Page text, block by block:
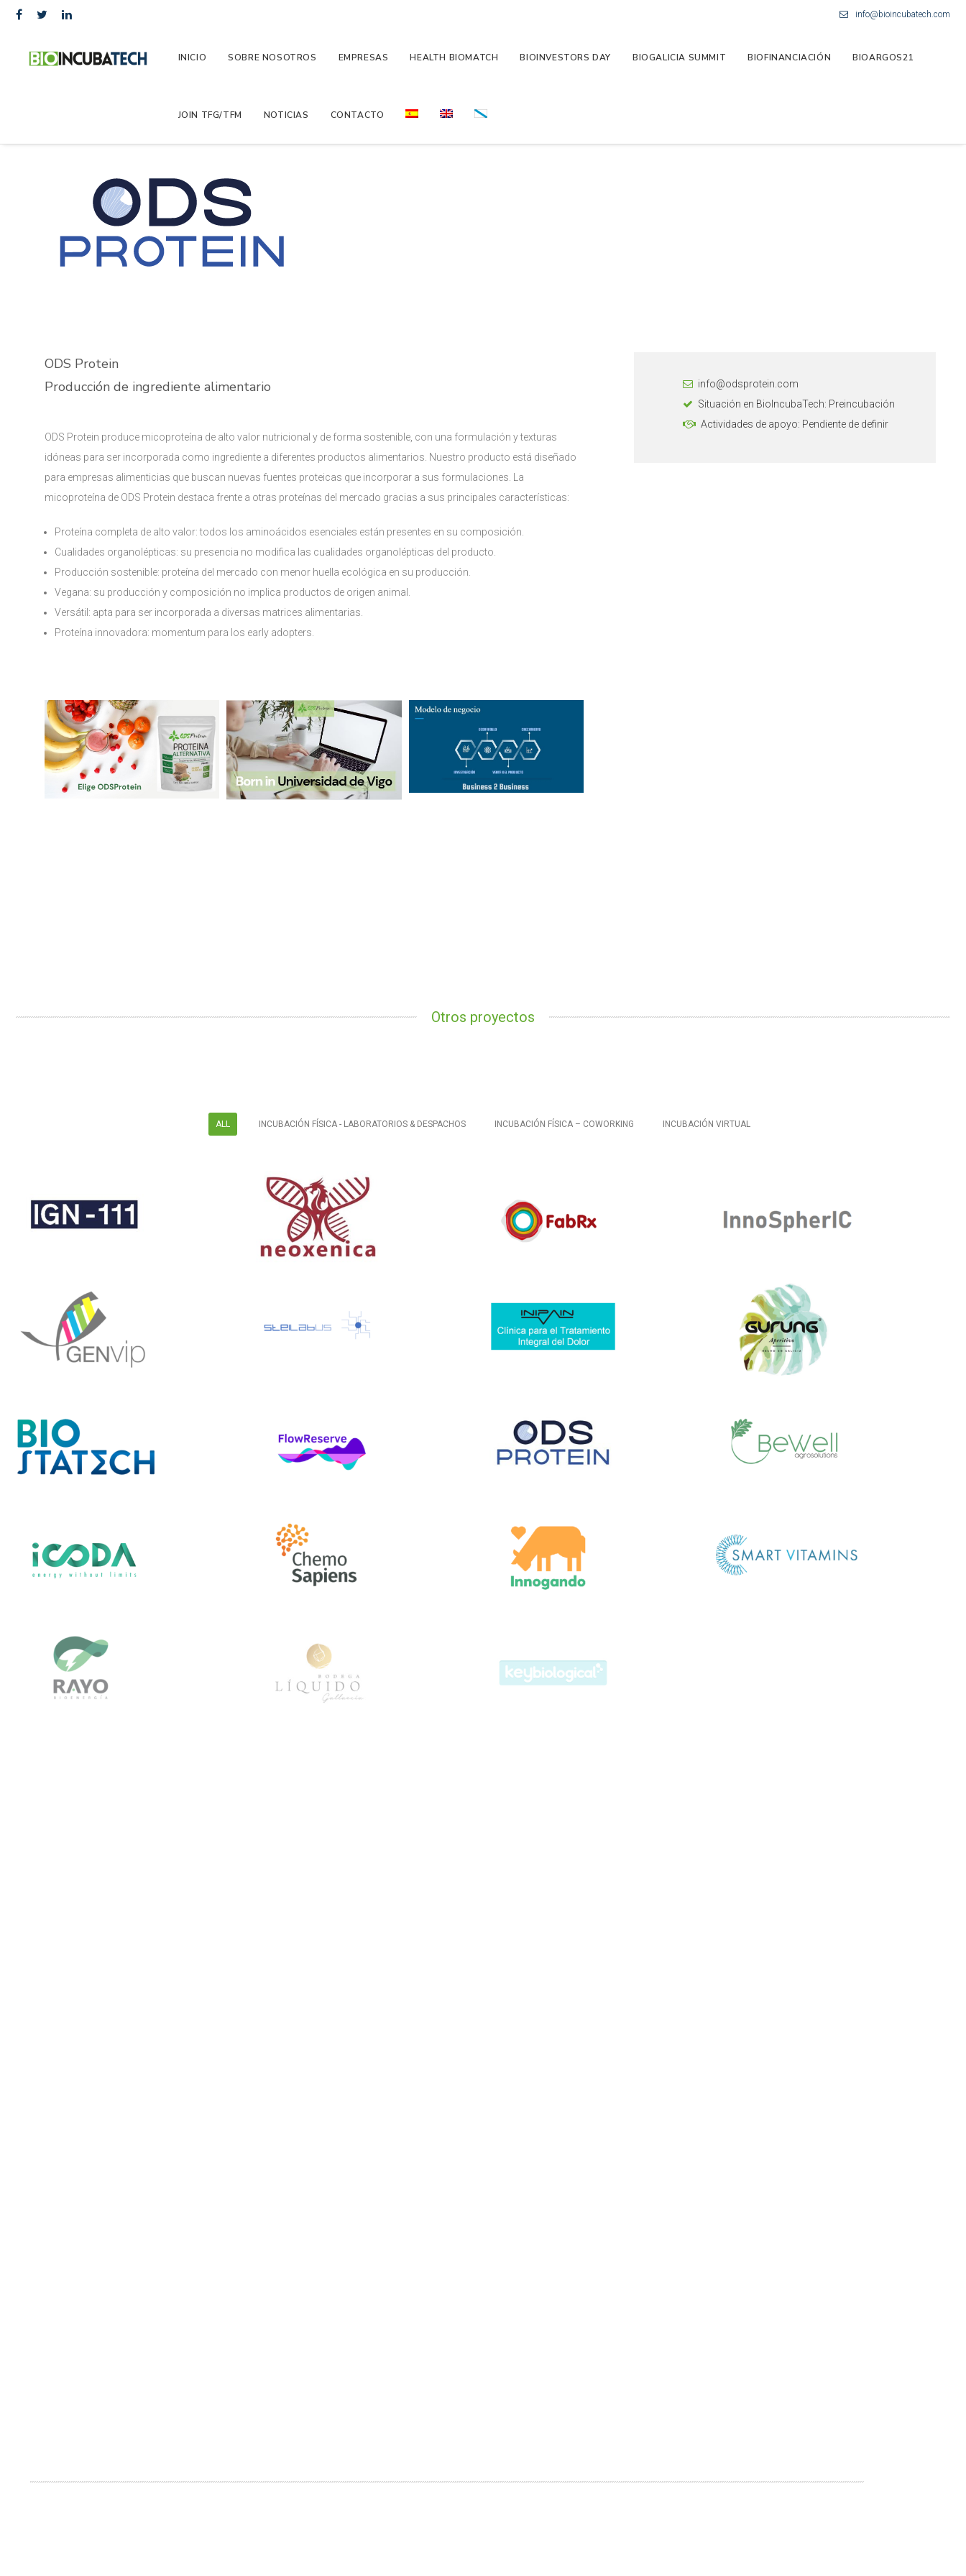
info@bioincubatech.com
INICIO SOBRE NOSOTROS EMPRESAS HEALTH BIOMATCH BIOINVESTORS DAY BIOGALICIA SUMMIT BIOFINANCIACIÓN BIOARGOS21
JOIN TFG/TFM NOTICIAS CONTACTO
ODS Protein
Producción de ingrediente alimentario
ODS Protein produce micoproteína de alto valor nutricional y de forma sostenible, con una formulación y texturas
idóneas para ser incorporada como ingrediente a diferentes productos alimentarios. Nuestro producto está diseñado
para empresas alimenticias que buscan nuevas fuentes proteicas que incorporar a sus formulaciones. La
micoproteína de ODS Protein destaca frente a otras proteínas del mercado gracias a sus principales características:
Proteína completa de alto valor: todos los aminoácidos esenciales están presentes en su composición.
Cualidades organolépticas: su presencia no modifica las cualidades organolépticas del producto.
Producción sostenible: proteína del mercado con menor huella ecológica en su producción.
Vegana: su producción y composición no implica productos de origen animal.
Versátil: apta para ser incorporada a diversas matrices alimentarias.
Proteína innovadora: momentum para los early adopters.
info@odsprotein.com
Situación en BioIncubaTech: Preincubación
Actividades de apoyo: Pendiente de definir
Otros proyectos
ALL INCUBACIÓN FÍSICA - LABORATORIOS & DESPACHOS INCUBACIÓN FÍSICA – COWORKING INCUBACIÓN VIRTUAL